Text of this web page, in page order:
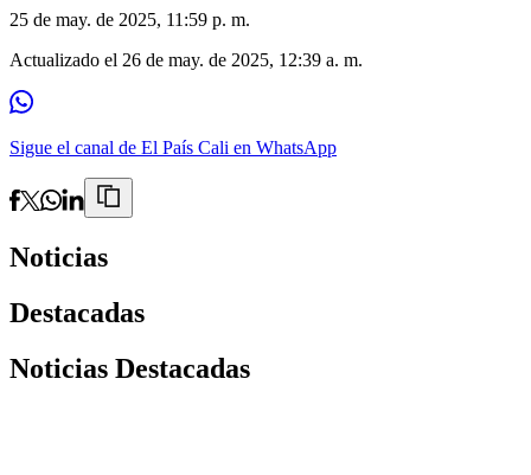
25 de may. de 2025, 11:59 p. m.
Actualizado el 26 de may. de 2025, 12:39 a. m.
Sigue el canal de El País Cali en WhatsApp
Noticias
Destacadas
Noticias Destacadas